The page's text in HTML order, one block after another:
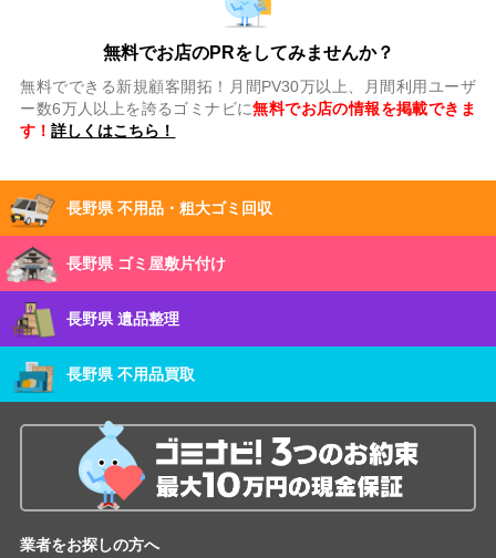
無料でお店のPRをしてみませんか？
無料でできる新規顧客開拓！月間PV30万以上、月間利用ユーザ
ー数6万人以上を誇るゴミナビに無料でお店の情報を掲載できま
す！詳しくはこちら！
長野県 不用品・粗大ゴミ回収
長野県 ゴミ屋敷片付け
長野県 遺品整理
長野県 不用品買取
業者をお探しの方へ